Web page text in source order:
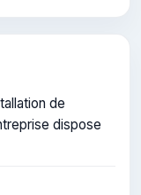
de
dispose